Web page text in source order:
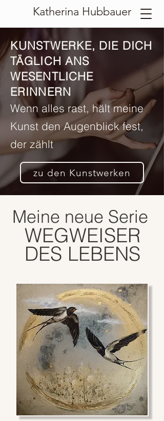
Katherina Hubbauer
KUNSTWERKE, DIE DICH
TÄGLICH ANS
WESENTLICHE
ERINNERN
Wenn alles rast, hält meine
Kunst den Augenblick fest,
der zählt
zu den Kunstwerken
Meine neue Serie
WEGWEISER
DES LEBENS